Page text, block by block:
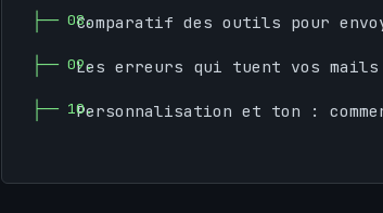
Comparatif des outils pour
Les erreurs qui tuent vos mails
Personnalisation et ton :